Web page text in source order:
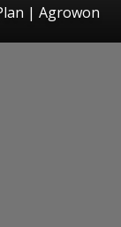
| Agrowon